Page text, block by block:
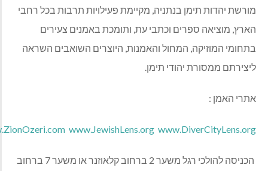
יהדות תימן בנתניה, מקיימת פעילויות תרבות בכל רחבי
מוציאה ספרים וכתבי עת, ותומכת באמנים צעירים
המוזיקה, המחול והאמנות, היוצרים השואבים השראה
ממסורת יהודי תימן.
האמן :
www.ZionOzeri.com www.JewishLens.org
הכניסה להולכי רגל משער 2 ברחוב קלאוזנר או משער 7 ברחוב